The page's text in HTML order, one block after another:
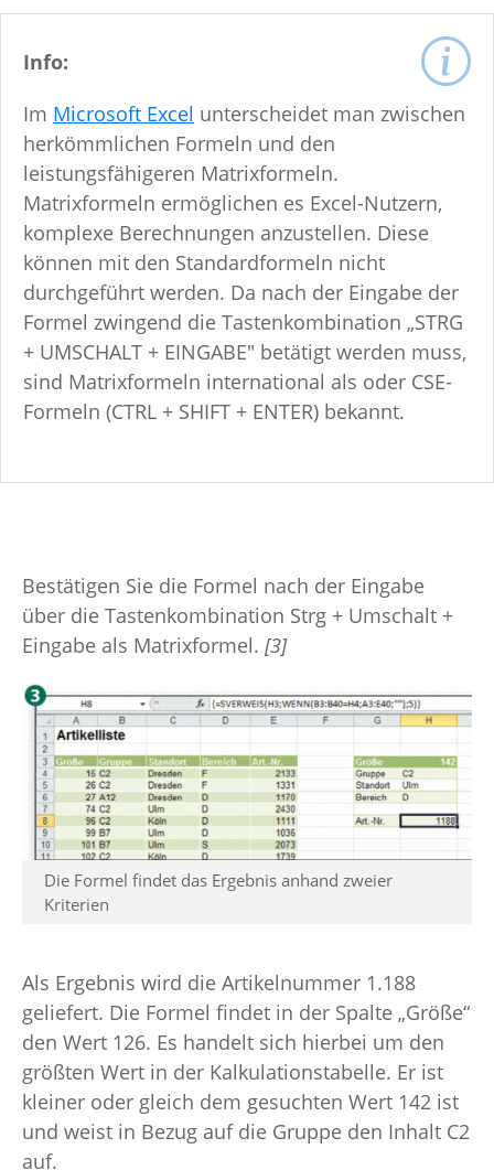
Info:
Im Microsoft Excel unterscheidet man zwischen
herkömmlichen Formeln und den
leistungsfähigeren Matrixformeln.
Matrixformeln ermöglichen es Excel-Nutzern,
komplexe Berechnungen anzustellen. Diese
können mit den Standardformeln nicht
durchgeführt werden. Da nach der Eingabe der
Formel zwingend die Tastenkombination „STRG
+ UMSCHALT + EINGABE" betätigt werden muss,
sind Matrixformeln international als oder CSE-
Formeln (CTRL + SHIFT + ENTER) bekannt.
Bestätigen Sie die Formel nach der Eingabe
über die Tastenkombination Strg + Umschalt +
Eingabe als Matrixformel. [3]
Die Formel findet das Ergebnis anhand zweier
Kriterien
Als Ergebnis wird die Artikelnummer 1.188
geliefert. Die Formel findet in der Spalte „Größe“
den Wert 126. Es handelt sich hierbei um den
größten Wert in der Kalkulationstabelle. Er ist
kleiner oder gleich dem gesuchten Wert 142 ist
und weist in Bezug auf die Gruppe den Inhalt C2
auf.